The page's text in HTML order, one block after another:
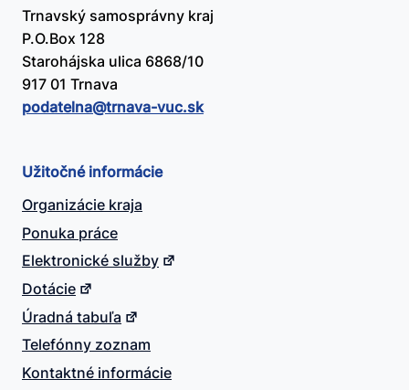
Trnavský samosprávny kraj
P.O.Box 128
Starohájska ulica 6868/10
917 01 Trnava
podatelna@​trnava-vuc.sk
Užitočné informácie
Organizácie kraja
Ponuka práce
Elektronické služby
Dotácie
Úradná tabuľa
Telefónny zoznam
Kontaktné informácie